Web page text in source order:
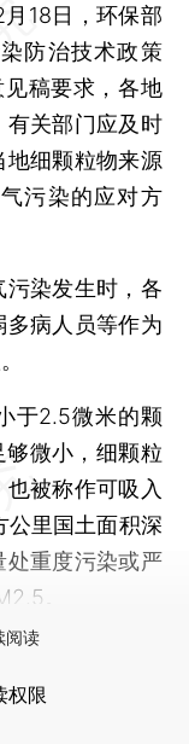
月18日，环保部
防治技术政策
见稿要求，各地
有关部门应及时
地细颗粒物来源
污染的应对方
染发生时，各
病人员等作为
2.5微米的颗
微小，细颗粒
被称作可吸入
公里国土面积深
处重度污染或严
。
阅读
权限